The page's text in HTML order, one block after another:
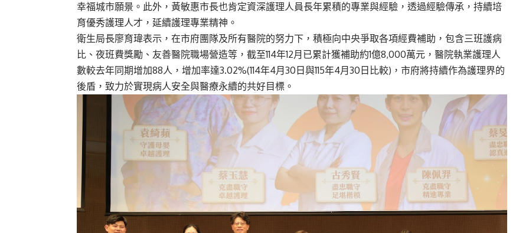
幸福城市願景。 此外， 黃敏惠市長也肯定資深護理人員長年累積的專業與經驗，透過經驗傳承，持續培
育優秀護理人才， 延續護理專業精神。
衛生局長廖育瑋表示，在市府團隊及所有醫院的努力下， 積極向中央爭取各項經費補助，包含三班護病
比 、夜班費獎勵、友善醫院職場營造等，截至114年12月已累計獲補助約1億8,000萬元，醫院執業護理人
數較去年同期增加88人，增加率達3.02%(114年4月30日與115年4月30日比較)，市府將持續作為護理界的
後盾，致力於實現病人安全與醫療永續的共好目標 。